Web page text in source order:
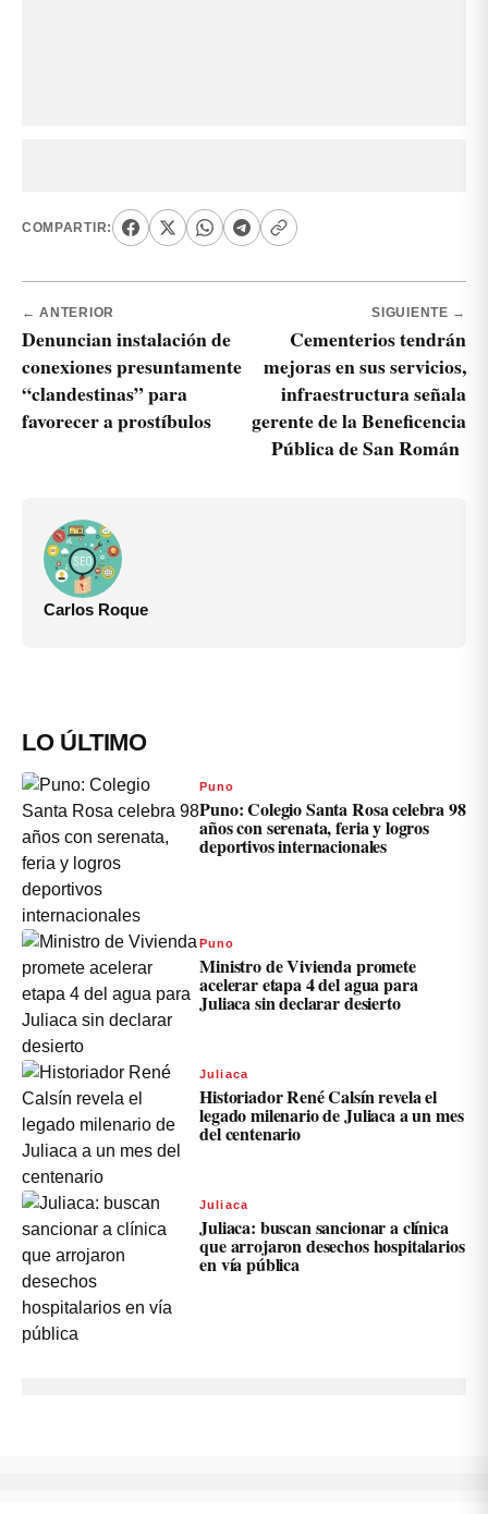
COMPARTIR:
← ANTERIOR
Denuncian instalación de
conexiones presuntamente
“clandestinas” para
favorecer a prostíbulos
SIGUIENTE →
Cementerios tendrán
mejoras en sus servicios,
infraestructura señala
gerente de la Beneficencia
Pública de San Román
Carlos Roque
LO ÚLTIMO
Puno
Puno: Colegio Santa Rosa celebra 98
años con serenata, feria y logros
deportivos internacionales
Puno
Ministro de Vivienda promete
acelerar etapa 4 del agua para
Juliaca sin declarar desierto
Juliaca
Historiador René Calsín revela el
legado milenario de Juliaca a un mes
del centenario
Juliaca
Juliaca: buscan sancionar a clínica
que arrojaron desechos hospitalarios
en vía pública